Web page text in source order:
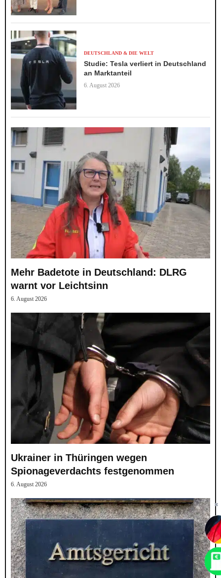
DEUTSCHLAND & DIE WELT
Studie: Tesla verliert in Deutschland
an Marktanteil
6. August 2026
Mehr Badetote in Deutschland: DLRG
warnt vor Leichtsinn
6. August 2026
Ukrainer in Thüringen wegen
Spionageverdachts festgenommen
6. August 2026
✖